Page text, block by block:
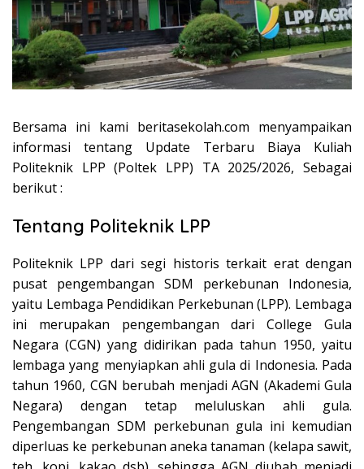
Bersama ini kami beritasekolah.com menyampaikan
informasi tentang Update Terbaru Biaya Kuliah
Politeknik LPP (Poltek LPP) TA 2025/2026, Sebagai
berikut :
Tentang Politeknik LPP
Politeknik LPP dari segi historis terkait erat dengan
pusat pengembangan SDM perkebunan Indonesia,
yaitu Lembaga Pendidikan Perkebunan (LPP). Lembaga
ini merupakan pengembangan dari College Gula
Negara (CGN) yang didirikan pada tahun 1950, yaitu
lembaga yang menyiapkan ahli gula di Indonesia. Pada
tahun 1960, CGN berubah menjadi AGN (Akademi Gula
Negara) dengan tetap meluluskan ahli gula.
Pengembangan SDM perkebunan gula ini kemudian
diperluas ke perkebunan aneka tanaman (kelapa sawit,